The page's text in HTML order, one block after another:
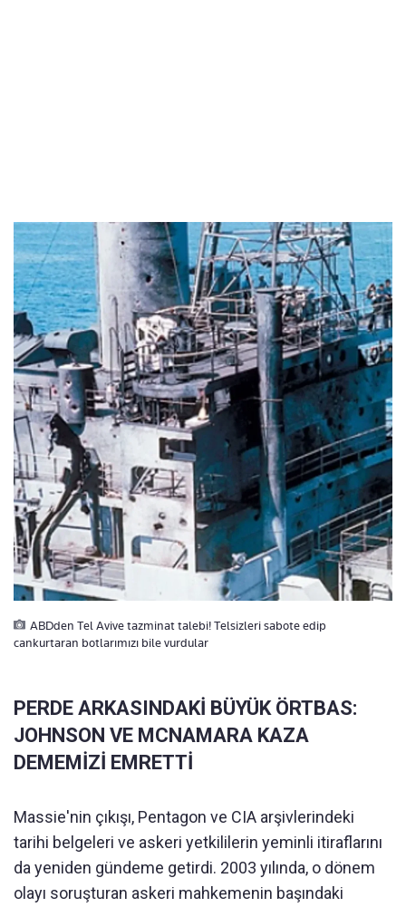
ABDden Tel Avive tazminat talebi! Telsizleri sabote edip
cankurtaran botlarımızı bile vurdular
PERDE ARKASINDAKİ BÜYÜK ÖRTBAS:
JOHNSON VE MCNAMARA KAZA
DEMEMİZİ EMRETTİ
Massie'nin çıkışı, Pentagon ve CIA arşivlerindeki
tarihi belgeleri ve askeri yetkililerin yeminli itiraflarını
da yeniden gündeme getirdi. 2003 yılında, o dönem
olayı soruşturan askeri mahkemenin başındaki